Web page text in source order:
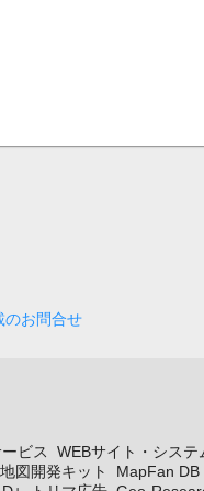
のお問合せ
ビス
WEBサイト・システ
図開発キット MapFan DB